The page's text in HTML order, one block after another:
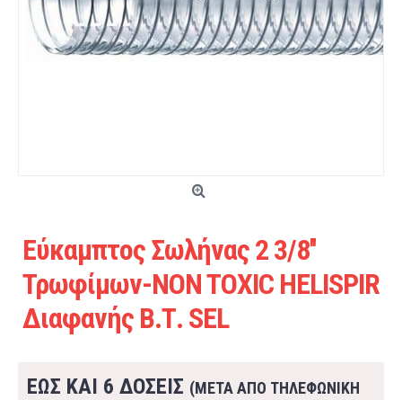
Εύκαμπτος Σωλήνας 2 3/8''
Τρωφίμων-NON TOXIC HELISPIR
Διαφανής Β.Τ. SEL
ΕΩΣ ΚΑΙ 6 ΔΟΣΕΙΣ (ΜΕΤΑ ΑΠΟ ΤΗΛΕΦΩΝΙΚΗ